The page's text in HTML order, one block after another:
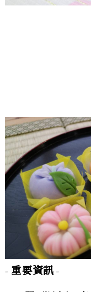
- 重要資訊 -